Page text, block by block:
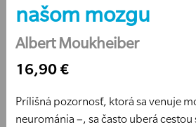
našom mozgu
Albert Moukheiber
16,90 €
Prílišná pozornosť, ktorá sa venuje
neurománia –, sa často uberá